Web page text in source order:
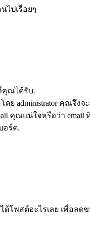
ไปเรื่อยๆ
ณได้รับ.
administrator คุณจึงจะ
คุณแน่ใจหรือว่า email
อร์ด.
ด้โพสต์อะไรเลย เพื่อล